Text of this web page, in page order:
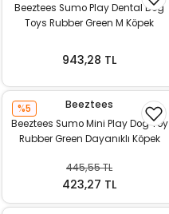
Beeztees Sumo Play Dental Dog
Toys Rubber Green M Köpek
943,28 TL
%5
Beeztees
Beeztees Sumo Mini Play Dog Toy
Rubber Green Dayanıklı Köpek
445,55 TL
423,27 TL